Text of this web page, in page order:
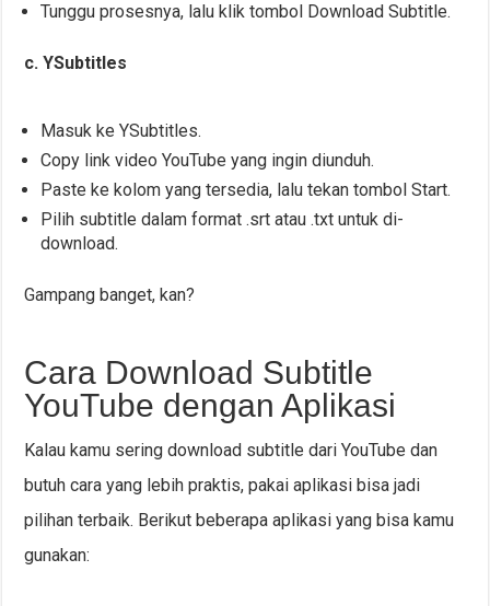
Tunggu prosesnya, lalu klik tombol Download Subtitle.
c. YSubtitles
Masuk ke YSubtitles.
Copy link video YouTube yang ingin diunduh.
Paste ke kolom yang tersedia, lalu tekan tombol Start.
Pilih subtitle dalam format .srt atau .txt untuk di-
download.
Gampang banget, kan?
Cara Download Subtitle
YouTube dengan Aplikasi
Kalau kamu sering download subtitle dari YouTube dan
butuh cara yang lebih praktis, pakai aplikasi bisa jadi
pilihan terbaik. Berikut beberapa aplikasi yang bisa kamu
gunakan: